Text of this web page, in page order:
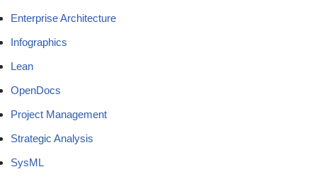
Enterprise Architecture
Infographics
Lean
OpenDocs
Project Management
Strategic Analysis
SysML